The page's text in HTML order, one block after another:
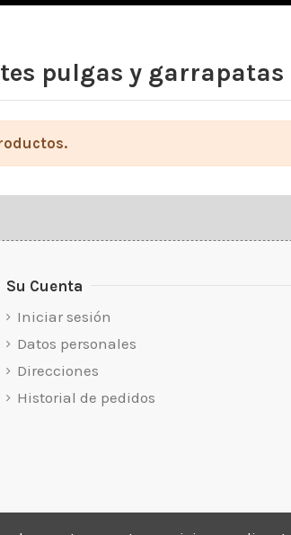
pulgas y garrapatas
Su Cuenta
Iniciar sesión
Datos personales
Direcciones
Historial de pedidos